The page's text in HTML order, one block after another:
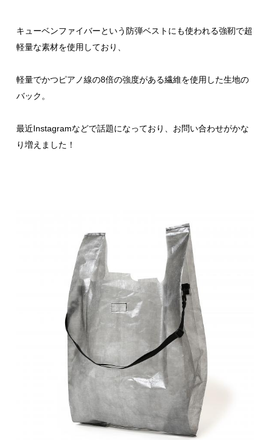
キューベンファイバーという防弾ベストにも使われる強靭で超
軽量な素材を使用しており、
軽量でかつピアノ線の8倍の強度がある繊維を使用した生地の
バック。
最近Instagramなどで話題になっており、お問い合わせがかな
り増えました！